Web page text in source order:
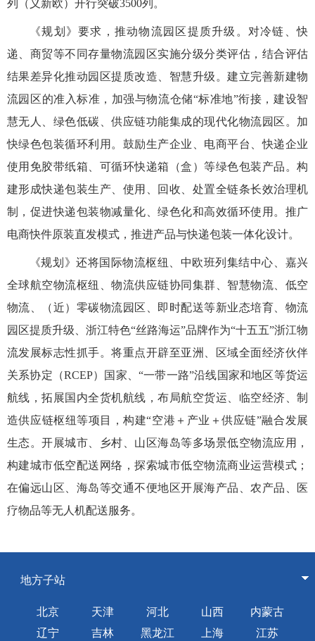
列（义新欧）开行突破3500列。
《规划》要求，推动物流园区提质升级。对冷链、快
递、商贸等不同存量物流园区实施分级分类评估，结合评估
结果差异化推动园区提质改造、智慧升级。建立完善新建物
流园区的准入标准，加强与物流仓储“标准地”衔接，建设智
慧无人、绿色低碳、供应链功能集成的现代化物流园区。加
快绿色包装循环利用。鼓励生产企业、电商平台、快递企业
使用免胶带纸箱、可循环快递箱（盒）等绿色包装产品。构
建形成快递包装生产、使用、回收、处置全链条长效治理机
制，促进快递包装物减量化、绿色化和高效循环使用。推广
电商快件原装直发模式，推进产品与快递包装一体化设计。
《规划》还将国际物流枢纽、中欧班列集结中心、嘉兴
全球航空物流枢纽、物流供应链协同集群、智慧物流、低空
物流、（近）零碳物流园区、即时配送等新业态培育、物流
园区提质升级、浙江特色“丝路海运”品牌作为“十五五”浙江物
流发展标志性抓手。将重点开辟至亚洲、区域全面经济伙伴
关系协定（RCEP）国家、“一带一路”沿线国家和地区等货运
航线，拓展国内全货机航线，布局航空货运、临空经济、制
造供应链枢纽等项目，构建“空港＋产业＋供应链”融合发展
生态。开展城市、乡村、山区海岛等多场景低空物流应用，
构建城市低空配送网络，探索城市低空物流商业运营模式；
在偏远山区、海岛等交通不便地区开展海产品、农产品、医
疗物品等无人机配送服务。
地方子站
北京 天津 河北 山西
内蒙古
辽宁
吉林 黑龙江 上海 江苏